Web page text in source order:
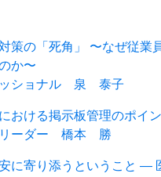
策の「死角」 〜なぜ従業
か〜
ッショナル 泉 泰子
おける掲示板管理のポイ
リーダー 橋本 勝
に寄り添うということ ―